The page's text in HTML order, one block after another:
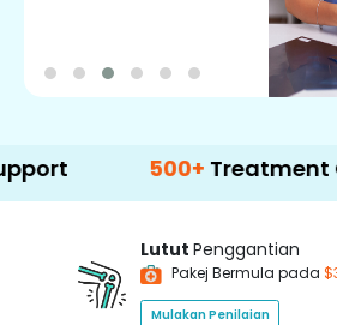
500+ Treatment Options
Lutut Penggantian
Pakej Bermula pada
Mulakan Penilaian